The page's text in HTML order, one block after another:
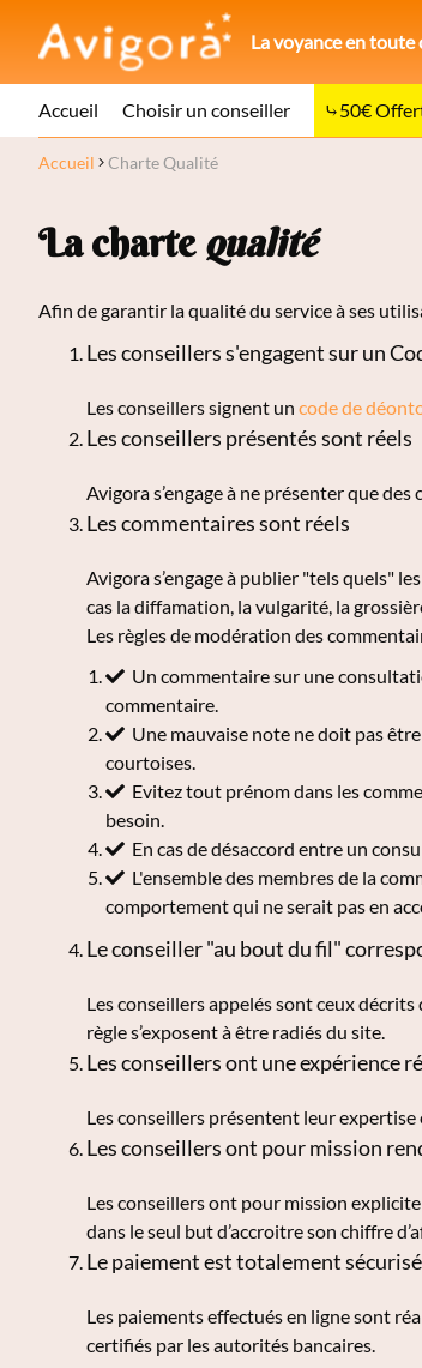
La voyance en toute
Accueil Choisir un conseiller 50€
Accueil Charte Qualité
La charte qualité
Afin de garantir la qualité du service à ses
Les conseillers s'engagent sur un
Les conseillers signent un code de
Les conseillers présentés sont réels
Avigora s’engage à ne présenter que
Les commentaires sont réels
Avigora s’engage à publier "tels quels"
cas la diffamation, la vulgarité, la
Les règles de modération des
Un commentaire sur une
commentaire.
Une mauvaise note ne doit pas
courtoises.
Evitez tout prénom dans les
besoin.
En cas de désaccord entre un
L'ensemble des membres de la
comportement qui ne serait pas en
Le conseiller "au bout du fil"
Les conseillers appelés sont ceux
règle s’exposent à être radiés du site.
Les conseillers ont une expérience
Les conseillers présentent leur
Les conseillers ont pour mission
Les conseillers ont pour mission
dans le seul but d’accroitre son chiffre
Le paiement est totalement sécurisé
Les paiements effectués en ligne sont
certifiés par les autorités bancaires.